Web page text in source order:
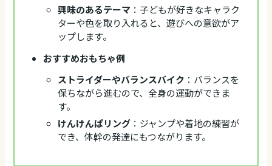
興味のあるテーマ ：子どもが好きなキャラク
ターや色を取り入れると、遊びへの意欲がア
ップします。
おすすめおもちゃ例
ストライダーやバランスバイク ：バランスを
保ちながら進むので、全身の運動ができま
す。
けんけんぱリング：ジャンプや着地の練習が
でき、体幹の発達にもつながります。